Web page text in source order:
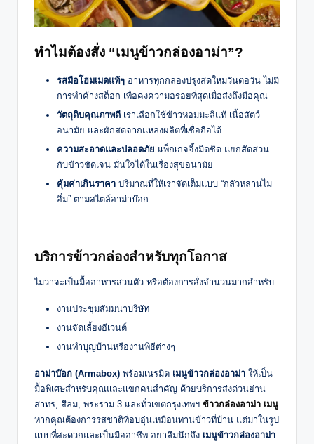
ทำไมต้องสั่ง “เมนูข้าวกล่องอาม่า”?
รสมือโฮมเมดแท้ๆ อาหารทุกกล่องปรุงสดใหม่วันต่อวัน ไม่มี
การทำค้างสต็อก เพื่อคงความอร่อยที่สุดเมื่อส่งถึงมือคุณ
วัตถุดิบคุณภาพดี เราเลือกใช้ข้าวหอมมะลิแท้ เนื้อสัตว์
อนามัย และผักสดจากแหล่งผลิตที่เชื่อถือได้
ความสะอาดและปลอดภัย แพ็กเกจจิ้งมิดชิด แยกสัดส่วน
กับข้าวชัดเจน มั่นใจได้ในเรื่องสุขอนามัย
คุ้มค่าเกินราคา ปริมาณที่ให้เราจัดเต็มแบบ “กลัวหลานไม่
อิ่ม” ตามสไตล์อาม่าบ๊อก
บริการข้าวกล่องสำหรับทุกโอกาส
ไม่ว่าจะเป็นมื้ออาหารส่วนตัว หรือต้องการสั่งจำนวนมากสำหรับ
งานประชุมสัมมนาบริษัท
งานจัดเลี้ยงอีเวนต์
งานทำบุญบ้านหรืองานพิธีต่างๆ
อาม่าบ๊อก (Armabox) พร้อมเนรมิต เมนูข้าวกล่องอาม่า ให้เป็น
มื้อพิเศษสำหรับคุณและแขกคนสำคัญ ด้วยบริการส่งด่วนย่าน
สาทร, สีลม, พระราม 3 และทั่วเขตกรุงเทพฯ ข้าวกล่องอาม่า เมนู
หากคุณต้องการรสชาติที่อบอุ่นเหมือนทานข้าวที่บ้าน แต่มาในรูป
แบบที่สะดวกและเป็นมืออาชีพ อย่าลืมนึกถึง เมนูข้าวกล่องอาม่า